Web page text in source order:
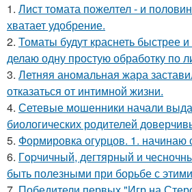
1. Лист томата пожелтел - и
хватает удобрение.
2. Томаты будут краснеть быстрее
делаю одну простую обработку по
3. Летняя аномальная жара
отказаться от интимной жизни.
4. Сетевые мошенники начали
биологических родителей
5. Формировка огурцов. 1. начинаю
6. Гopчичный, дегтярный и
быть полезными при борьбе с